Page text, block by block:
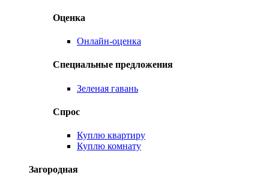
Оценка
Онлайн-оценка
Специальные предложения
Зеленая гавань
Спрос
Куплю квартиру
Куплю комнату
Загородная